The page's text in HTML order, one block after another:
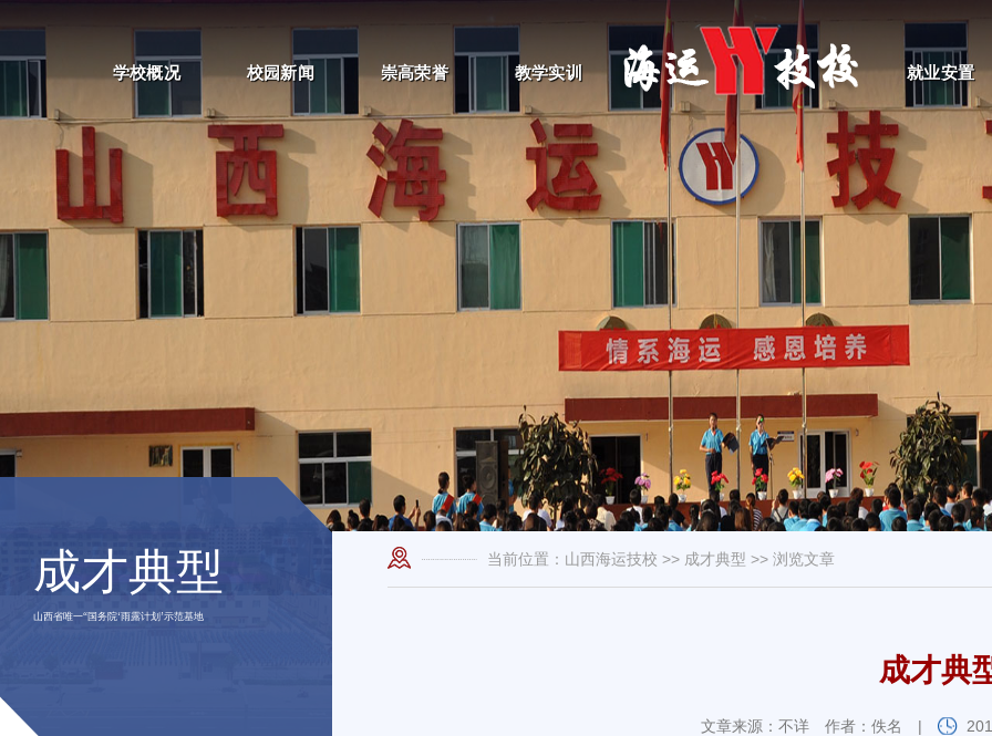
学校概况 校园新闻 崇高荣誉 教学实训 就业安置
成才典型
山西省唯一“国务院‘雨露计划’示范基地
当前位置： 山西海运技校 >> 成才典型 >> 浏览文章
成才典
文章来源：不详 作者：佚名 |